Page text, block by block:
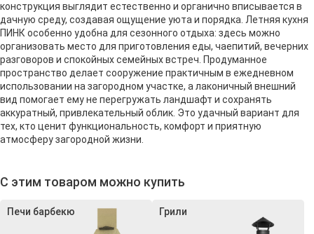
конструкция выглядит естественно и органично вписывается в
дачную среду, создавая ощущение уюта и порядка. Летняя кухня
ПИНК особенно удобна для сезонного отдыха: здесь можно
организовать место для приготовления еды, чаепитий, вечерних
разговоров и спокойных семейных встреч. Продуманное
пространство делает сооружение практичным в ежедневном
использовании на загородном участке, а лаконичный внешний
вид помогает ему не перегружать ландшафт и сохранять
аккуратный, привлекательный облик. Это удачный вариант для
тех, кто ценит функциональность, комфорт и приятную
атмосферу загородной жизни.
С этим товаром можно купить
Печи барбекю Грили